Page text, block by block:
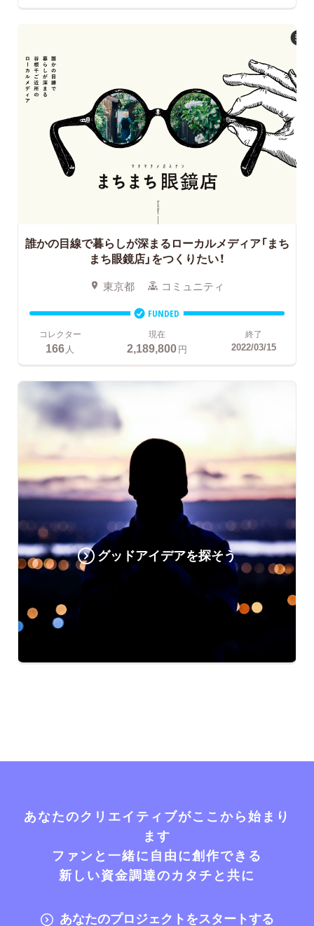
誰かの目線で暮らしが深まるローカルメディア「まち
まち眼鏡店」をつくりたい！
東京都 コミュニティ
FUNDED
コレクター
166人
現在
2,189,800円
終了
2022/03/15
グッドアイデアを探そう
あなたのクリエイティブがここから始まり
ます
ファンと一緒に自由に創作できる
新しい資金調達のカタチと共に
あなたのプロジェクトをスタートする